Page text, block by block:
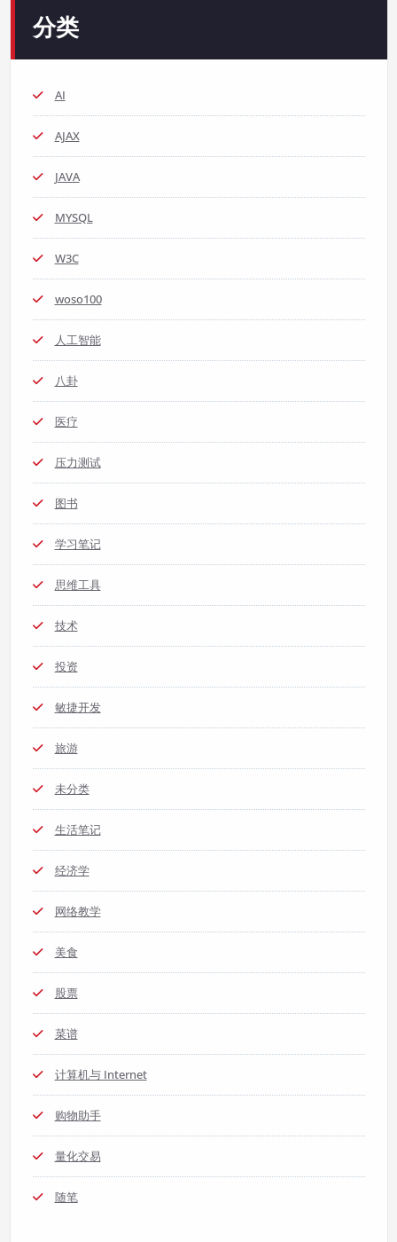
分类
AI
AJAX
JAVA
MYSQL
W3C
woso100
人工智能
八卦
医疗
压力测试
图书
学习笔记
思维工具
技术
投资
敏捷开发
旅游
未分类
生活笔记
经济学
网络教学
美食
股票
菜谱
计算机与 Internet
购物助手
量化交易
随笔